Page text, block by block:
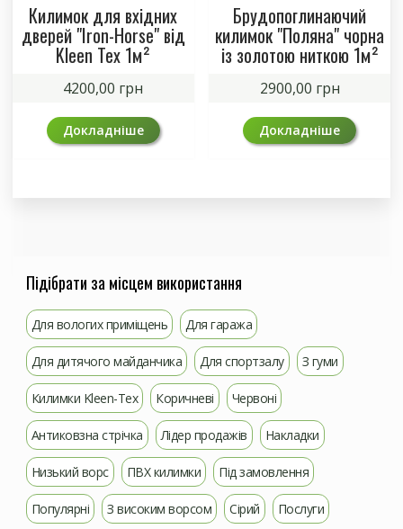
Килимок для вхідних
дверей "Iron-Horse" від
Kleen Tex 1м²
4200,00 грн
Докладніше
Брудопоглинаючий
килимок "Поляна" чорна
із золотою ниткою 1м²
2900,00 грн
Докладніше
Підібрати за місцем використання
Для вологих приміщень Для гаража
Для дитячого майданчика Для спортзалу З гуми
Килимки Kleen-Tex Коричневі Червоні
Антиковзна стрічка Лідер продажів Накладки
Низький ворс ПВХ килимки Під замовлення
Популярні З високим ворсом Сірий Послуги